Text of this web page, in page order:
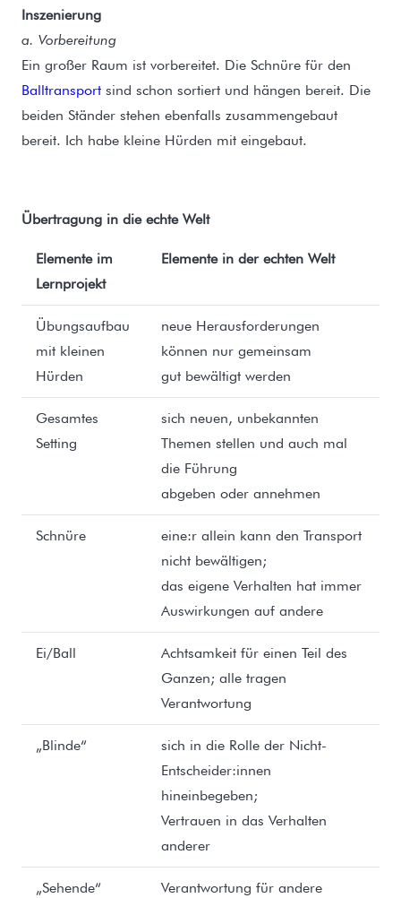
Inszenierung
a. Vorbereitung
Ein großer Raum ist vorbereitet. Die Schnüre für den
Balltransport sind schon sortiert und hängen bereit. Die
beiden Ständer stehen ebenfalls zusammengebaut
bereit. Ich habe kleine Hürden mit eingebaut.
Übertragung in die echte Welt
Elemente im
Lernprojekt
Elemente in der echten Welt
Übungsaufbau
mit kleinen
Hürden
neue Herausforderungen
können nur gemeinsam
gut bewältigt werden
Gesamtes
Setting
sich neuen, unbekannten
Themen stellen und auch mal
die Führung
abgeben oder annehmen
Schnüre
eine:r allein kann den Transport
nicht bewältigen;
das eigene Verhalten hat immer
Auswirkungen auf andere
Ei/Ball
Achtsamkeit für einen Teil des
Ganzen; alle tragen
Verantwortung
„Blinde“
sich in die Rolle der Nicht-
Entscheider:innen
hineinbegeben;
Vertrauen in das Verhalten
anderer
„Sehende“
Verantwortung für andere